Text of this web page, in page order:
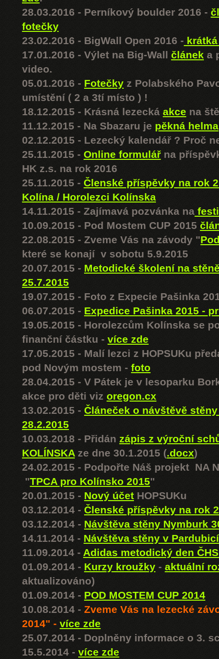
28.03.2016 - Perníkový boulder 2016 -
fotečky
23.02.2016 - BigWall Open 2016 -
17.01.2016 - Výlet na Big-Wall článek a
video.
05.01.2016 - Fotečky z Polabského
umístění ( 2 a 3tí místo ) !
18.12.2015 - Krásná lezecká akce na
11.12.2015 - Na Sbazaru je pěkná helma
02.12.2015 - Lezecký kalendář ? Proč
25.11.2015 - Online formulář na
HK z.s. na rok 2016
25.11.2015 - Členské příspěvky na rok
Kolína / Horolezci Kolínska
14.11.2015 - Zajímavá pozvánka na
10.09.2015 - Pod Mostem CUP 2015
22.08.2015 - Zveme Vás na závody "
které se konají v sobotu 5.9.2015
20.07.2015 - Metodické školení na
25.7.2015
19.07.2015 - Foto z Expecie Pašinka
06.07.2015 - Expedice Pašinka 2015 -
19.05.2015 - Horolezcům Kolínska se
finanční částku - více zde
17.05.2015 - Malí lezci z HOPSUKu
pod Novým mostem - foto
28.04.2015 - V Pátek je v lesoparku
akce pro děti viz oregon.cx
13.02.2015 - Článeček o návštěvě
28.2.2015
10.03.2018 - Přidán zápis z výroční
KOLÍNSKAze dne 30.1.2015 (.docx)
24.02.2015 - Podpořte Náš projekt NA
"TPCA pro Kolínsko 2015"
20.01.2015 - Nový účet HOPSUKu
03.12.2014 - Členské příspěvky na rok
03.12.2014 - Návštěva stěny Nymburk
14.11.2014 - Návštěva stěny v
11.09.2014 - Adidas metodický den
01.09.2014 - Kurzy kroužky - aktuální
aktualizováno)
01.09.2014 - POD MOSTEM CUP 2014
10.08.2014 - Zveme Vás na lezecké
2014" - více zde
25.07.2014 - Doplněny informace o 3.
15.5.2014 - více zde